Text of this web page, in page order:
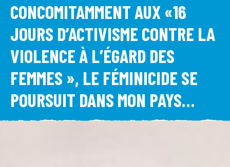
CONCOMITAMMENT AUX «16
JOURS D’ACTIVISME CONTRE LA
VIOLENCE À L’ÉGARD DES
FEMMES », LE FÉMINICIDE SE
POURSUIT DANS MON PAYS…